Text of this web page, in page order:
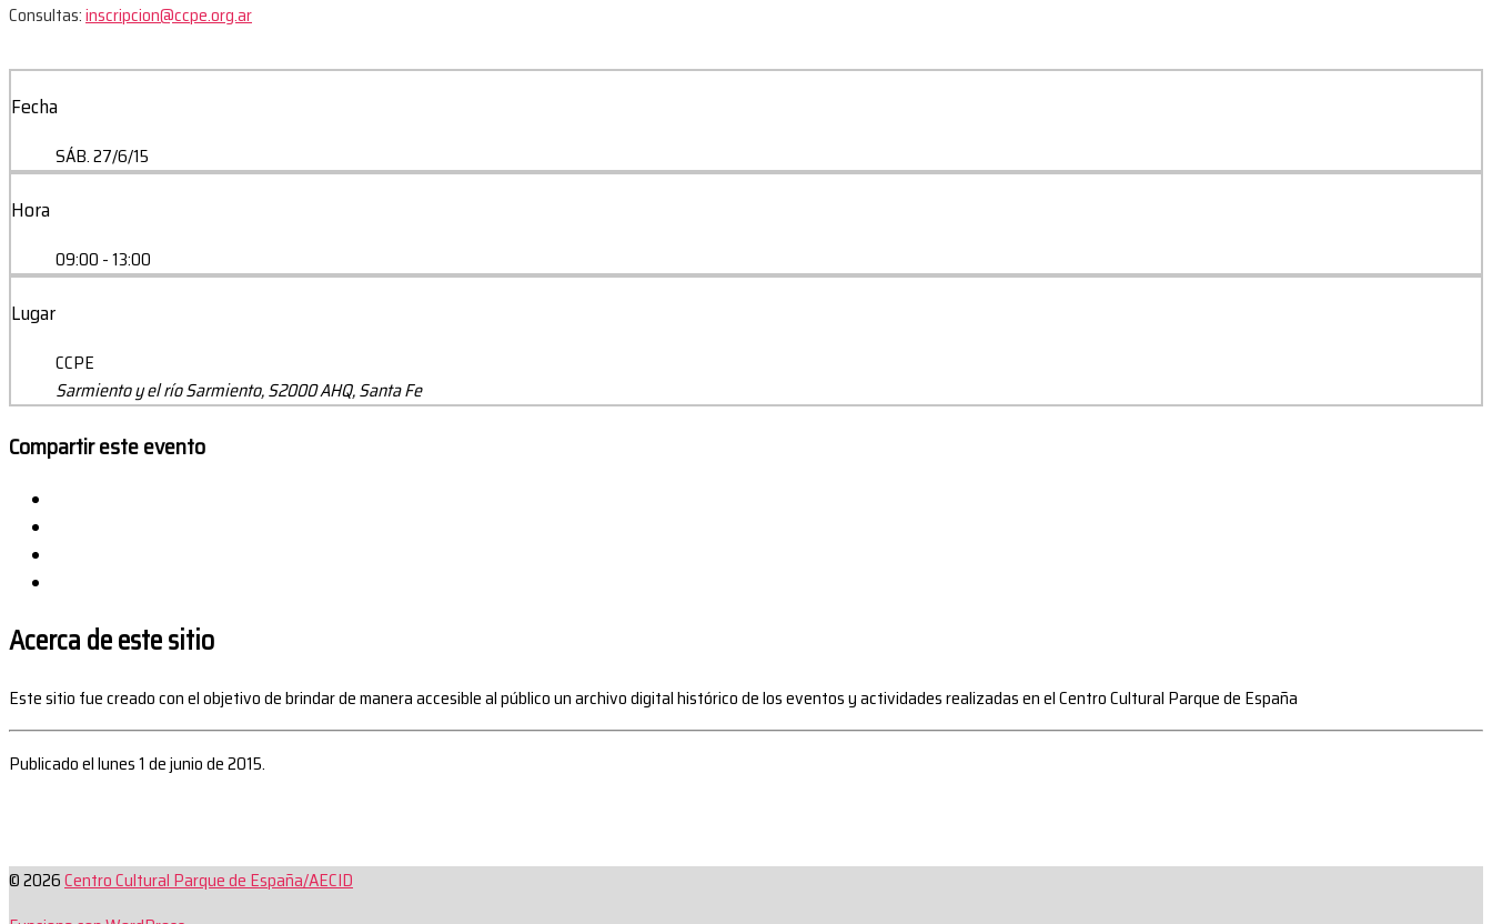
Consultas:inscripcion@ccpe.org.ar
Fecha
SÁB. 27/6/15
Hora
09:00 - 13:00
Lugar
CCPE
Sarmiento y el río Sarmiento, S2000 AHQ, Santa Fe
Compartir este evento
Acerca de este sitio
Este sitio fue creado con el objetivo de brindar de manera accesible al público un archivo digital histórico de los eventos y actividades realizadas en el Centro Cultural Parque de España
Publicado el lunes 1 de junio de 2015.
© 2026Centro Cultural Parque de España/AECID